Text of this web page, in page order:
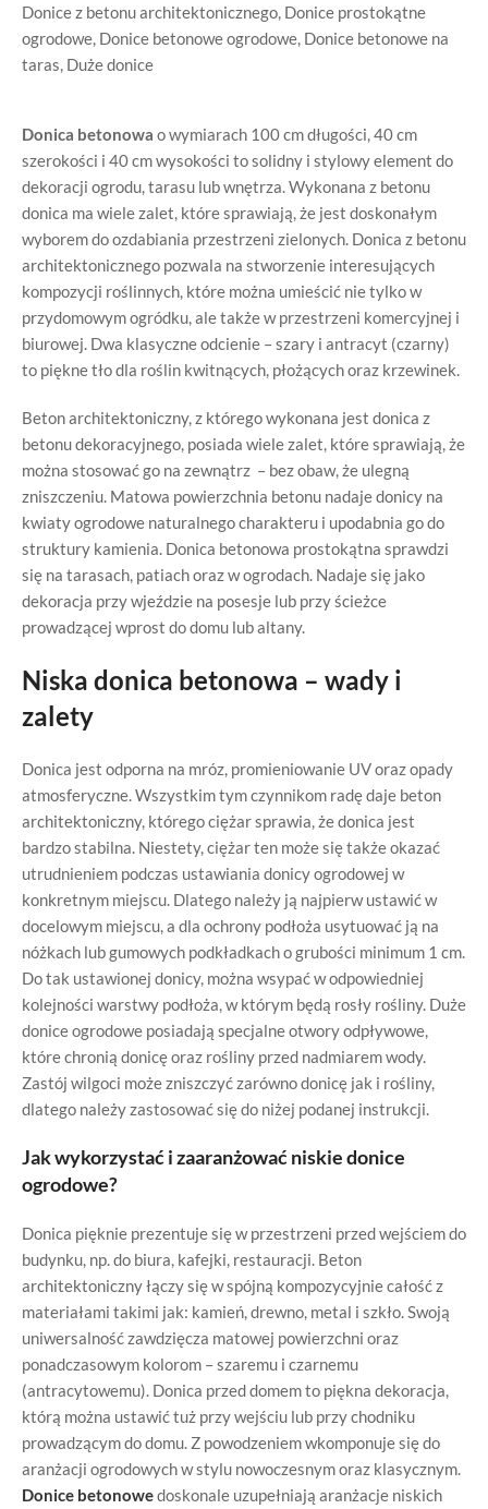
Donice z betonu architektonicznego, Donice prostokątne
ogrodowe, Donice betonowe ogrodowe, Donice betonowe na
taras, Duże donice
Donica betonowa o wymiarach 100 cm długości, 40 cm
szerokości i 40 cm wysokości to solidny i stylowy element do
dekoracji ogrodu, tarasu lub wnętrza. Wykonana z betonu
donica ma wiele zalet, które sprawiają, że jest doskonałym
wyborem do ozdabiania przestrzeni zielonych. Donica z betonu
architektonicznego pozwala na stworzenie interesujących
kompozycji roślinnych, które można umieścić nie tylko w
przydomowym ogródku, ale także w przestrzeni komercyjnej i
biurowej. Dwa klasyczne odcienie – szary i antracyt (czarny)
to piękne tło dla roślin kwitnących, płożących oraz krzewinek.
Beton architektoniczny, z którego wykonana jest donica z
betonu dekoracyjnego, posiada wiele zalet, które sprawiają, że
można stosować go na zewnątrz – bez obaw, że ulegną
zniszczeniu. Matowa powierzchnia betonu nadaje donicy na
kwiaty ogrodowe naturalnego charakteru i upodabnia go do
struktury kamienia. Donica betonowa prostokątna sprawdzi
się na tarasach, patiach oraz w ogrodach. Nadaje się jako
dekoracja przy wjeździe na posesje lub przy ścieżce
prowadzącej wprost do domu lub altany.
Niska donica betonowa – wady i
zalety
Donica jest odporna na mróz, promieniowanie UV oraz opady
atmosferyczne. Wszystkim tym czynnikom radę daje beton
architektoniczny, którego ciężar sprawia, że donica jest
bardzo stabilna. Niestety, ciężar ten może się także okazać
utrudnieniem podczas ustawiania donicy ogrodowej w
konkretnym miejscu. Dlatego należy ją najpierw ustawić w
docelowym miejscu, a dla ochrony podłoża usytuować ją na
nóżkach lub gumowych podkładkach o grubości minimum 1 cm.
Do tak ustawionej donicy, można wsypać w odpowiedniej
kolejności warstwy podłoża, w którym będą rosły rośliny. Duże
donice ogrodowe posiadają specjalne otwory odpływowe,
które chronią donicę oraz rośliny przed nadmiarem wody.
Zastój wilgoci może zniszczyć zarówno donicę jak i rośliny,
dlatego należy zastosować się do niżej podanej instrukcji.
Jak wykorzystać i zaaranżować niskie donice
ogrodowe?
Donica pięknie prezentuje się w przestrzeni przed wejściem do
budynku, np. do biura, kafejki, restauracji. Beton
architektoniczny łączy się w spójną kompozycyjnie całość z
materiałami takimi jak: kamień, drewno, metal i szkło. Swoją
uniwersalność zawdzięcza matowej powierzchni oraz
ponadczasowym kolorom – szaremu i czarnemu
(antracytowemu). Donica przed domem to piękna dekoracja,
którą można ustawić tuż przy wejściu lub przy chodniku
prowadzącym do domu. Z powodzeniem wkomponuje się do
aranżacji ogrodowych w stylu nowoczesnym oraz klasycznym.
Donice betonowedoskonale uzupełniają aranżacje niskich